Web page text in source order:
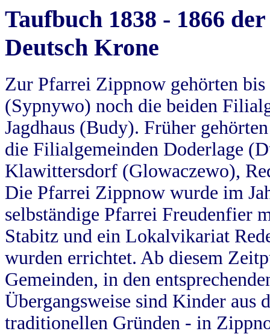
Taufbuch 1838 - 1866
Deutsch Krone
Zur Pfarrei Zippnow gehörten
(Sypnywo) noch die beiden
Jagdhaus (Budy). Früher
die Filialgemeinden Doderlage
Klawittersdorf (Glowaczewo),
Die Pfarrei Zippnow wurde im
selbständige Pfarrei Freudenfier
Stabitz und ein Lokalvikariat
wurden errichtet. Ab diesem
Gemeinden, in den
Übergangsweise sind Kinder aus
traditionellen Gründen - in